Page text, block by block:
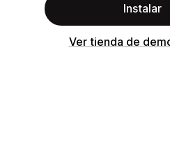
Instalar
Ver tienda de